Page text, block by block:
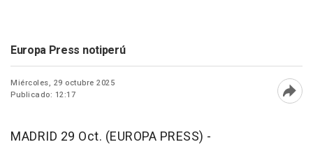
Europa Press notiperú
Miércoles, 29 octubre 2025
Publicado: 12:17
MADRID 29 Oct. (EUROPA PRESS) -